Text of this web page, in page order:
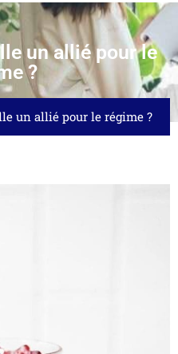
un allié pour le
?
un allié pour le régime ?